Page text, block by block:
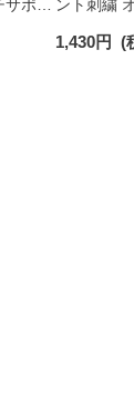
サポー ント刺繍
1,430円 (